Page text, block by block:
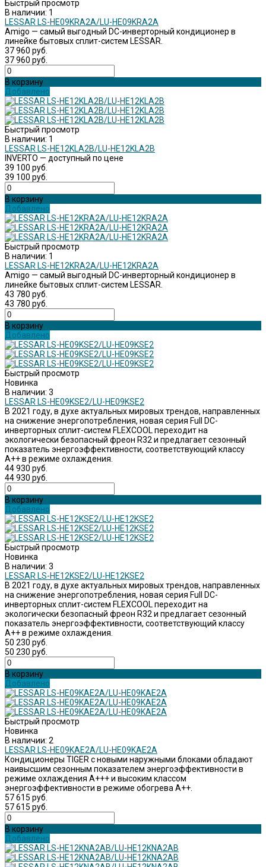
Быстрый просмотр
В наличии: 1
LESSAR LS-HE09KRA2A/LU-HE09KRA2A
Amigo — самый выгодный DC-инверторный кондиционер в
линейке бытовых сплит-систем LESSAR.
37 960 руб.
37 960 руб.
В корзину
Добавлено
Быстрый просмотр
В наличии: 1
LESSAR LS-HE12KLA2B/LU-HE12KLA2B
INVERTO — доступный по цене
39 100 руб.
39 100 руб.
В корзину
Добавлено
Быстрый просмотр
В наличии: 1
LESSAR LS-HE12KRA2A/LU-HE12KRA2A
Amigo — самый выгодный DC-инверторный кондиционер в
линейке бытовых сплит-систем LESSAR.
43 780 руб.
43 780 руб.
В корзину
Добавлено
Быстрый просмотр
Новинка
В наличии: 3
LESSAR LS-HE09KSE2/LU-HE09KSE2
В 2021 году, в духе актуальных мировых трендов, направленных
на снижение энергопотребления, новая серия Full DC-
инверторных сплит-систем FLEXCOOL переходит на
экологически безопасный фреон R32 и предлагает сезонный
показатель энергоэффективности, соответствующий классу
A++ в режиме охлаждения.
44 930 руб.
44 930 руб.
В корзину
Добавлено
Быстрый просмотр
Новинка
В наличии: 3
LESSAR LS-HE12KSE2/LU-HE12KSE2
В 2021 году, в духе актуальных мировых трендов, направленных
на снижение энергопотребления, новая серия Full DC-
инверторных сплит-систем FLEXCOOL переходит на
экологически безопасный фреон R32 и предлагает сезонный
показатель энергоэффективности, соответствующий классу
A++ в режиме охлаждения.
50 230 руб.
50 230 руб.
В корзину
Добавлено
Быстрый просмотр
Новинка
В наличии: 2
LESSAR LS-HE09KAE2A/LU-HE09KAE2A
Кондиционеры TIGER с новыми наружными блоками обладают
наивысшим сезонным показателем энергоэффективности в
режиме охлаждения А+++ и высоким классом
энергоэффективности в режиме обогрева А++.
57 615 руб.
57 615 руб.
В корзину
Добавлено